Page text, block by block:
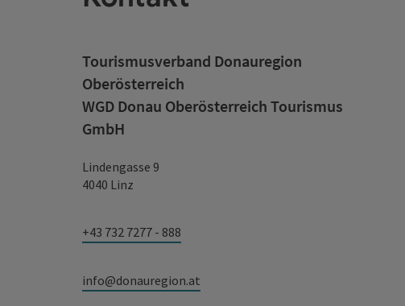
Tourismusverband Donauregion
Oberösterreich
WGD Donau Oberösterreich Tourismus
GmbH
Lindengasse 9
4040 Linz
+43 732 7277 - 888
info@donauregion.at